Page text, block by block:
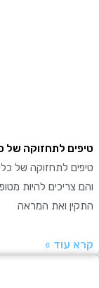
לתחזוקה של כלים
לתחזוקה של כלים
להיות
ואת המראה
»